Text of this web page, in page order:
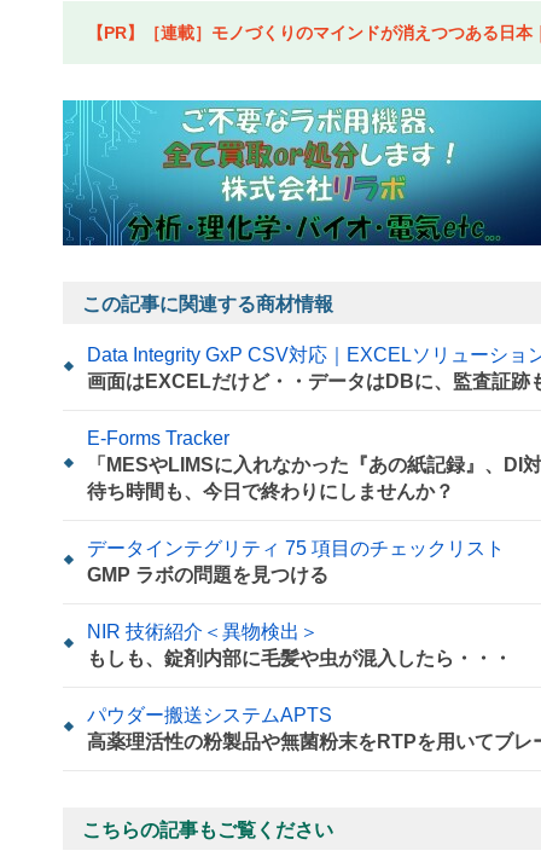
【PR】［連載］モノづくりのマインドが消えつつある日
この記事に関連する商材情報
Data Integrity GxP CSV対応｜EXCELソリューショ
画面はEXCELだけど・・データはDBに、監査証跡
E-Forms Tracker
「MESやLIMSに入れなかった『あの紙記録』、
待ち時間も、今日で終わりにしませんか？
データインテグリティ 75 項目のチェックリスト
GMP ラボの問題を見つける
NIR 技術紹介＜異物検出＞
もしも、錠剤内部に毛髪や虫が混入したら・・・
パウダー搬送システムAPTS
高薬理活性の粉製品や無菌粉末をRTPを用いてブ
こちらの記事もご覧ください